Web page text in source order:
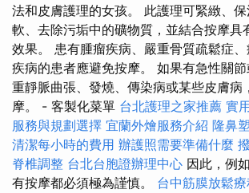
法和皮膚護理的女孩。 此護理可緊緻、
軟、去除污垢中的礦物質，並結合按摩具
效果。 患有腫瘤疾病、嚴重骨質疏鬆症
疾病的患者應避免按摩。 如果有急性關
重靜脈曲張、發燒、傳染病或某些皮膚病
摩。 - 客製化菜單 台北護理之家推薦 實
服務與規劃選擇 宜蘭外燴服務介紹 隆鼻
清潔每小時的費用 辦護照需要準備什麼
脊椎調整 台北台胞證辦理中心 因此，例
有按摩都必須極為謹慎。 台中筋膜放鬆